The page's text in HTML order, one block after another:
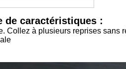
de caractéristiques :
Collez à plusieurs reprises sans